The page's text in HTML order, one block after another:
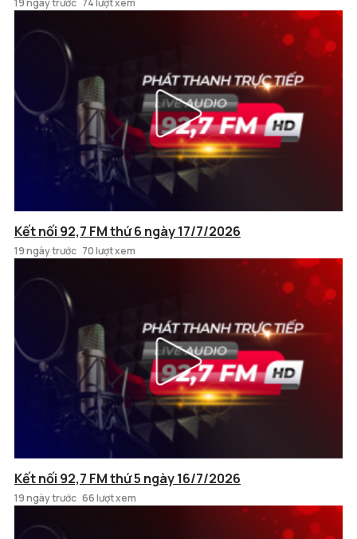
19 ngày trước 74 lượt xem
Kết nối 92,7 FM thứ 6 ngày 17/7/2026
19 ngày trước 70 lượt xem
Kết nối 92,7 FM thứ 5 ngày 16/7/2026
19 ngày trước 66 lượt xem